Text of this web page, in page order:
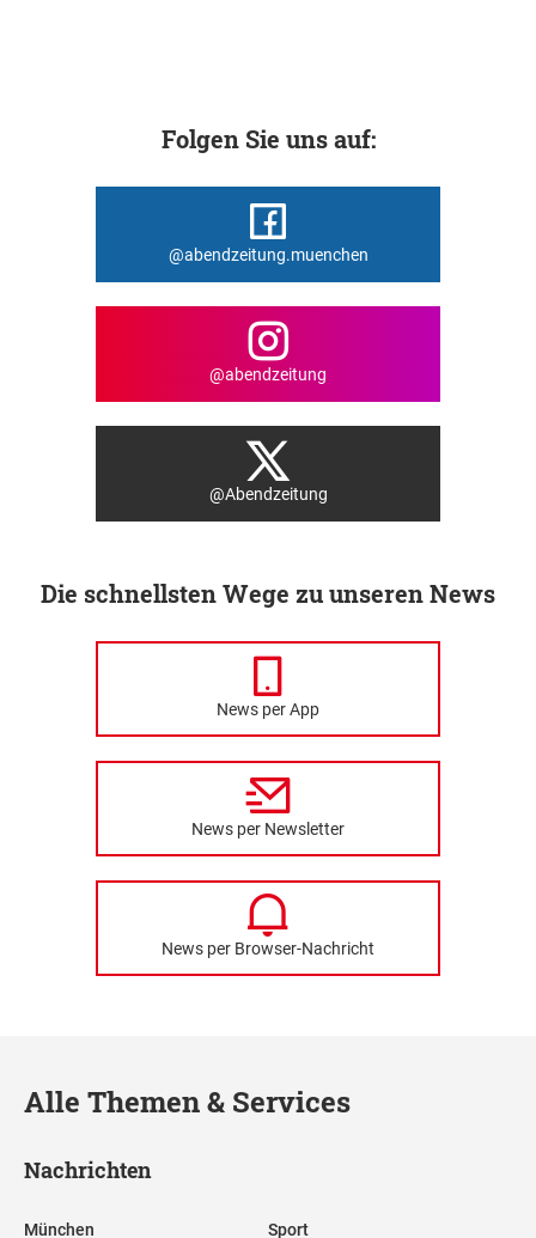
Folgen Sie uns auf:
@abendzeitung.muenchen
@abendzeitung
@Abendzeitung
Die schnellsten Wege zu unseren News
News per App
News per Newsletter
News per Browser-Nachricht
Alle Themen & Services
Nachrichten
München Sport